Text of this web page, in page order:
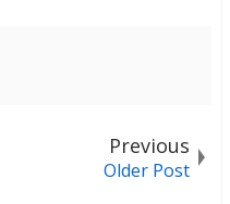
Previous
Older Post